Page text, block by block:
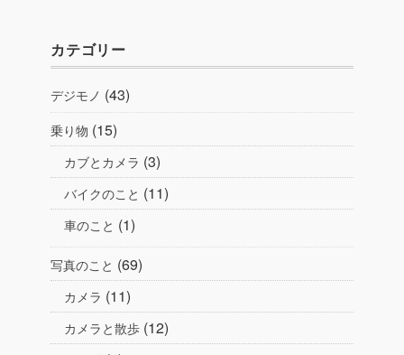
カテゴリー
デジモノ (43)
乗り物 (15)
カブとカメラ (3)
バイクのこと (11)
車のこと (1)
写真のこと (69)
カメラ (11)
カメラと散歩 (12)